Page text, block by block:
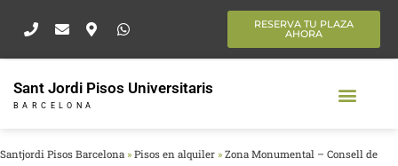
RESERVA TU PLAZA
AHORA
Sant Jordi Pisos Universitaris
BARCELONA
Santjordi Pisos Barcelona » Pisos en alquiler » Zona Monumental – Consell de